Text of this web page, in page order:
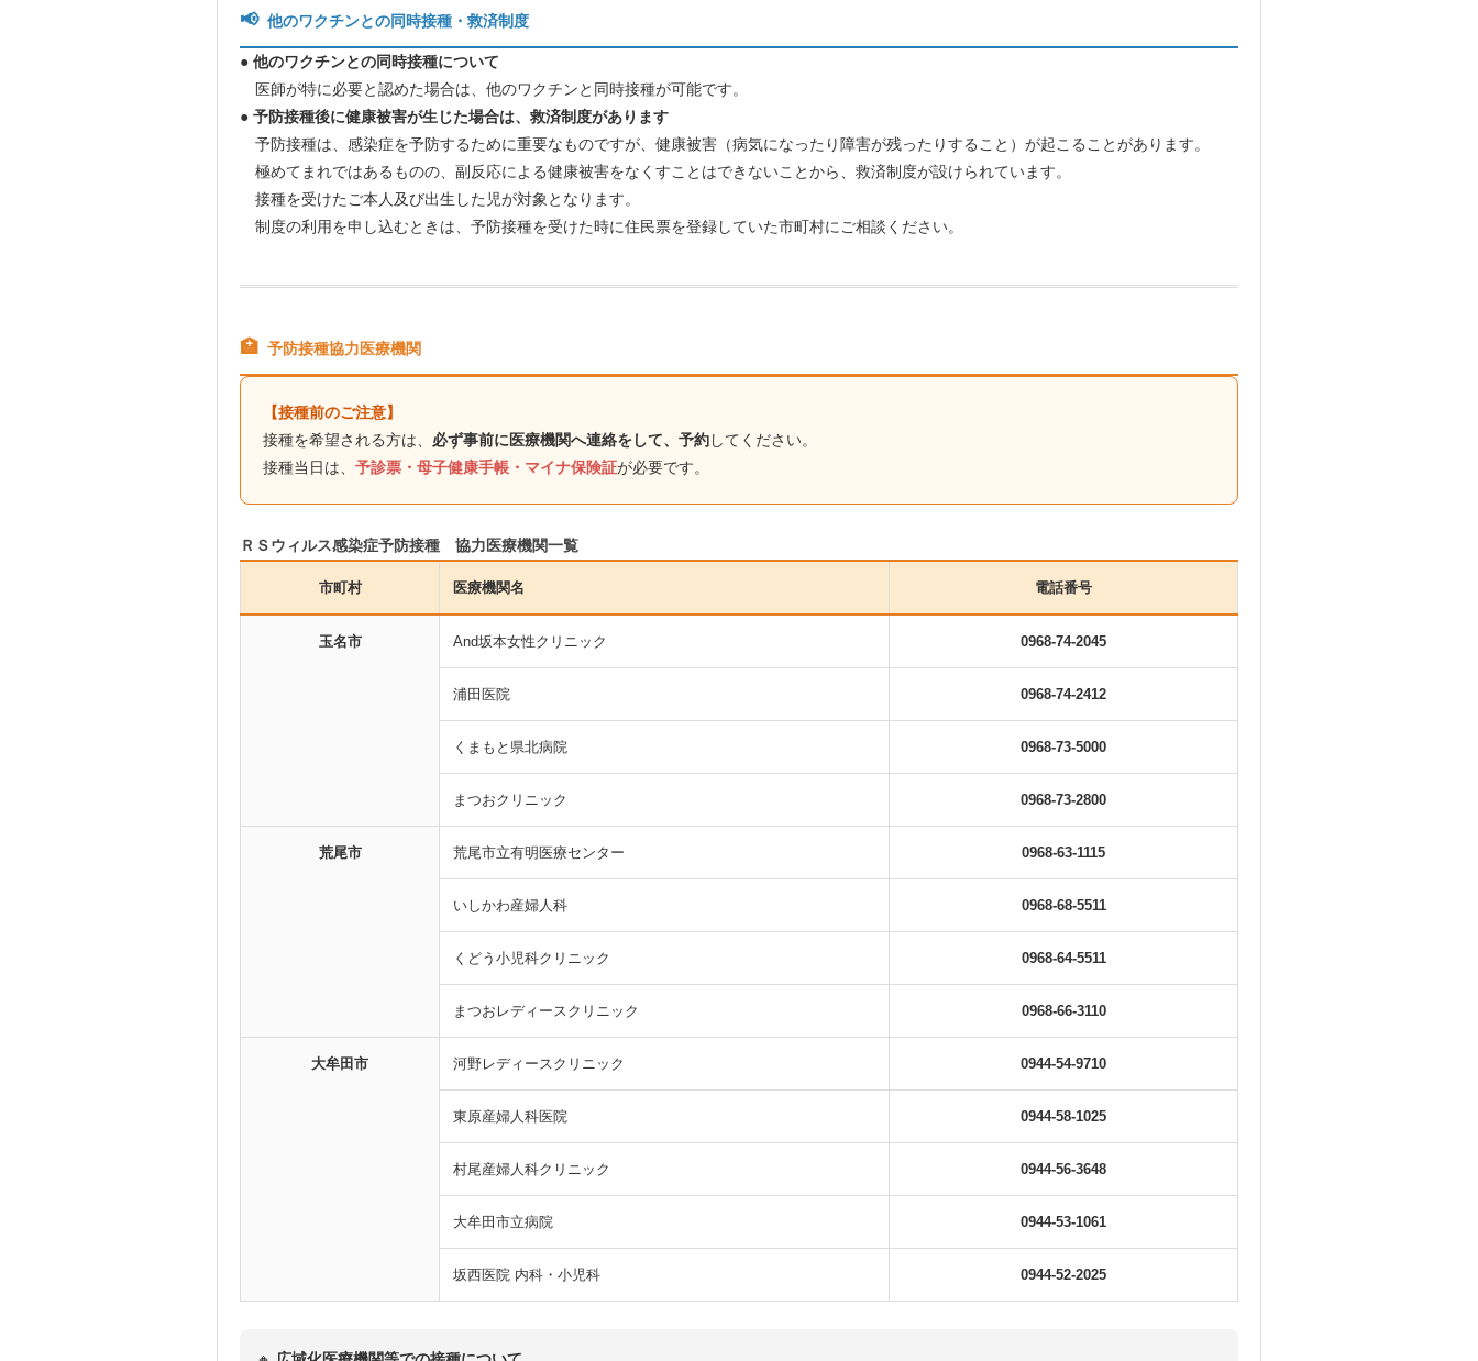
📢 他のワクチンとの同時接種・救済制度
● 他のワクチンとの同時接種について
医師が特に必要と認めた場合は、他のワクチンと同時接種が可能です。
● 予防接種後に健康被害が生じた場合は、救済制度があります
予防接種は、感染症を予防するために重要なものですが、健康被害（病気になったり障害が残ったりすること）が起こることがあります。
極めてまれではあるものの、副反応による健康被害をなくすことはできないことから、救済制度が設けられています。
接種を受けたご本人及び出生した児が対象となります。
制度の利用を申し込むときは、予防接種を受けた時に住民票を登録していた市町村にご相談ください。
🏥 予防接種協力医療機関
【接種前のご注意】
接種を希望される方は、 必ず事前に医療機関へ連絡をして、予約してください。
接種当日は、 予診票・母子健康手帳・マイナ保険証が必要です。
ＲＳウィルス感染症予防接種 協力医療機関一覧
市町村 医療機関名 電話番号
玉名市 And坂本女性クリニック 0968-74-2045
浦田医院 0968-74-2412
くまもと県北病院 0968-73-5000
まつおクリニック 0968-73-2800
荒尾市 荒尾市立有明医療センター 0968-63-1115
いしかわ産婦人科 0968-68-5511
くどう小児科クリニック 0968-64-5511
まつおレディースクリニック 0968-66-3110
大牟田市 河野レディースクリニック 0944-54-9710
東原産婦人科医院 0944-58-1025
村尾産婦人科クリニック 0944-56-3648
大牟田市立病院 0944-53-1061
坂西医院 内科・小児科 0944-52-2025